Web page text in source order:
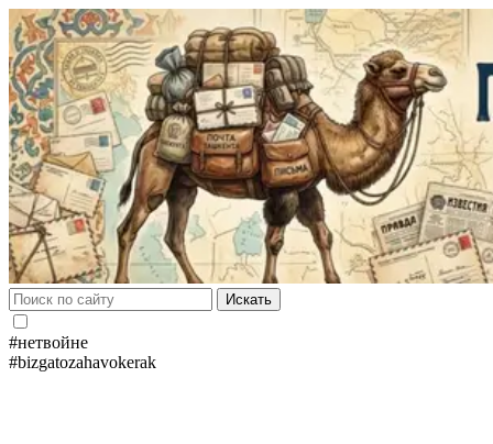
Искать
#нетвойне
#bizgatozahavokerak